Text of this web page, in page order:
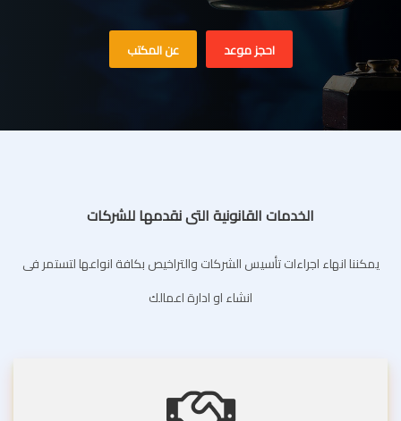
احجز موعد عن المكتب
الخدمات القانونية التى نقدمها للشركات
يمكننا انهاء اجراءات تأسيس الشركات والتراخيص بكافة انواعها لتستمر فى
انشاء او ادارة اعمالك